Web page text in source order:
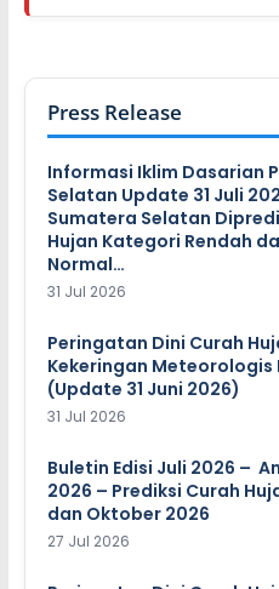
Press Release
Informasi Iklim Dasarian
Selatan Update 31 Juli
Sumatera Selatan
Hujan Kategori Rendah
Normal…
31 Jul 2026
Peringatan Dini Curah
Kekeringan Meteorologis
(Update 31 Juni 2026)
31 Jul 2026
Buletin Edisi Juli 2026 –
2026 – Prediksi Curah
dan Oktober 2026
27 Jul 2026